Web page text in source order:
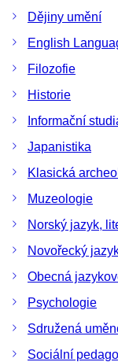
Dějiny umění
English
Filozofie
Historie
Informační
Japanistika
Klasická
Muzeologie
Norský jazyk,
Novořecký
Obecná
Psychologie
Sdružená
Sociální